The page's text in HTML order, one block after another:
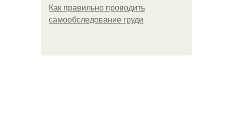
Как правильно проводить
самообследование груди